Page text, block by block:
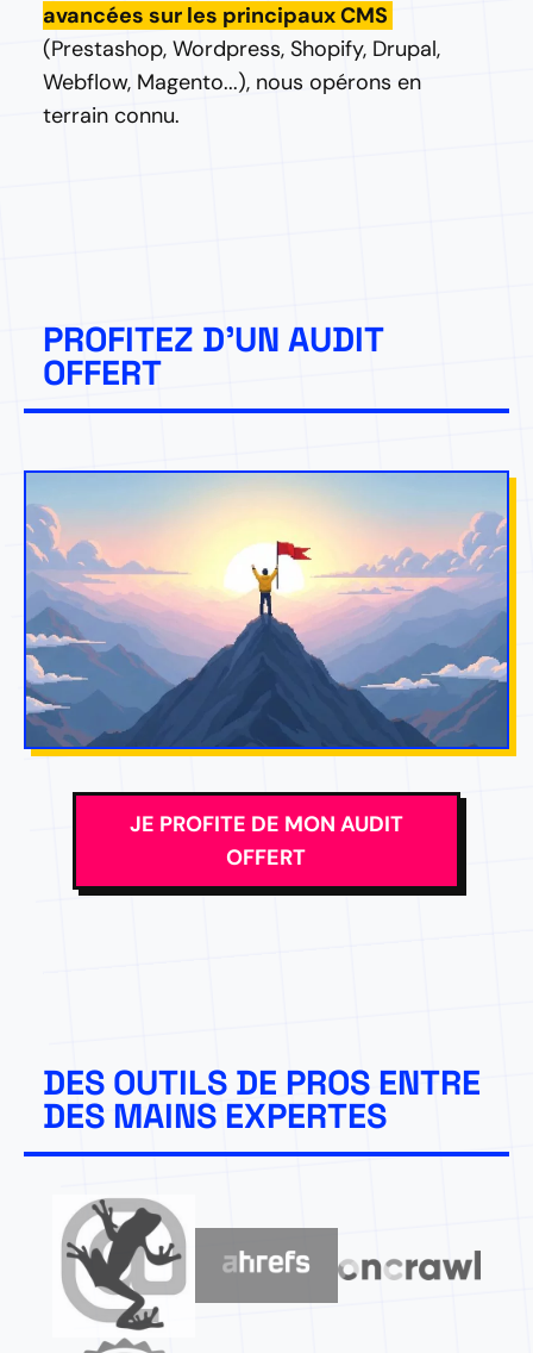
avancées sur les principaux CMS
(Prestashop, Wordpress, Shopify, Drupal,
Webflow, Magento...), nous opérons en
terrain connu.
PROFITEZ D'UN AUDIT
OFFERT
JE PROFITE DE MON AUDIT
OFFERT
DES OUTILS DE PROS ENTRE
DES MAINS EXPERTES